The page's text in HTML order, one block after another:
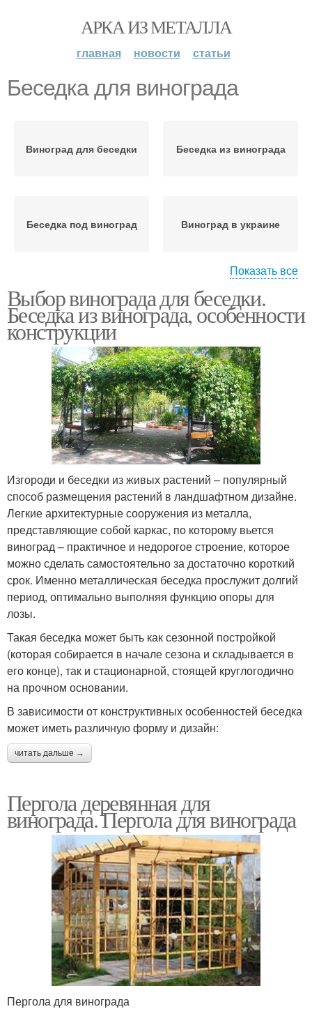
АРКА ИЗ МЕТАЛЛА
главная новости статьи
Беседка для винограда
Виноград для беседки Беседка из винограда
Беседка под виноград Виноград в украине
Байконур на беседке Пергола для винограда
Перголы для винограда
Показать все
Выбор винограда для беседки.
Беседка из винограда, особенности
конструкции
Изгороди и беседки из живых растений – популярный
способ размещения растений в ландшафтном дизайне.
Легкие архитектурные сооружения из металла,
представляющие собой каркас, по которому вьется
виноград – практичное и недорогое строение, которое
можно сделать самостоятельно за достаточно короткий
срок. Именно металлическая беседка прослужит долгий
период, оптимально выполняя функцию опоры для
лозы.
Такая беседка может быть как сезонной постройкой
(которая собирается в начале сезона и складывается в
его конце), так и стационарной, стоящей круглогодично
на прочном основании.
В зависимости от конструктивных особенностей беседка
может иметь различную форму и дизайн:
читать дальше →
Пергола деревянная для
винограда. Пергола для винограда
Пергола для винограда